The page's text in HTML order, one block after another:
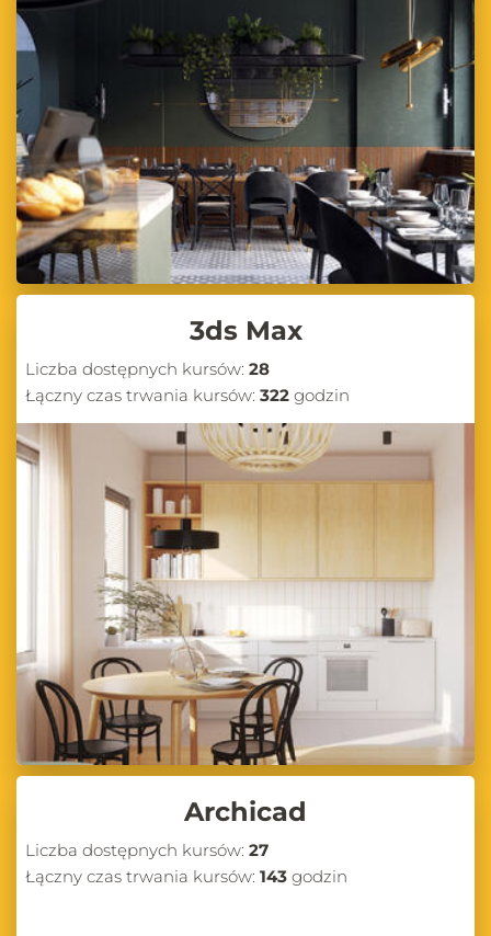
3ds Max
Liczba dostępnych kursów: 28
Łączny czas trwania kursów: 322 godzin
Archicad
Liczba dostępnych kursów: 27
Łączny czas trwania kursów: 143 godzin